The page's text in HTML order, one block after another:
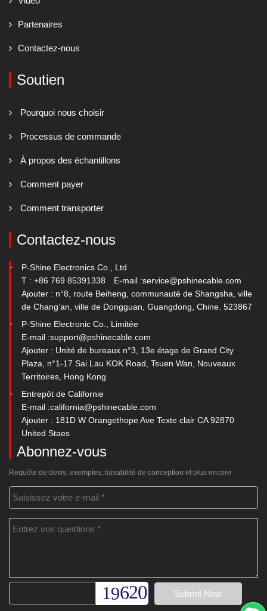
Partenaires
Contactez-nous
Soutien
Pourquoi nous choisir
Processus de commande
À propos des échantillons
Comment payer
Comment transporter
Contactez-nous
P-Shine Electronics Co., Ltd
T : +86 769 85391338
E-mail :service@pshinecable.com
Ajouter : n°8, route Beiheng, communauté de Shangsha, ville
de Chang’an, ville de Dongguan, Guangdong, Chine. 523867
P-Shine Electronic Co., Limitée
E-mail :support@pshinecable.com
Ajouter : Unité de bureaux n°3, 13e étage de Grand City
Plaza, n°1-17 Sai Lau KOK Road, Tsuen Wan, Nouveaux
Territoires, Hong Kong
Entrepôt de Californie
E-mail :california@pshinecable.com
Ajouter : 181D W Orangethope Ave Texte clair CA 92870
United Staes
Abonnez-vous
Requête de devis, exemples, faisabilité de conception et plus encore